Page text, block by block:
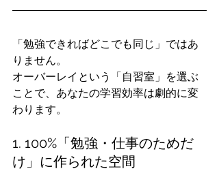
「勉強できればどこでも同じ」ではあ
りません。
オーバーレイという「自習室」を選ぶ
ことで、あなたの学習効率は劇的に変
わります。
1. 100%「勉強・仕事のためだ
け」に作られた空間